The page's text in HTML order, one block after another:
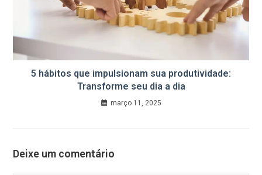
5 hábitos que impulsionam sua produtividade:
Transforme seu dia a dia
março 11, 2025
Deixe um comentário